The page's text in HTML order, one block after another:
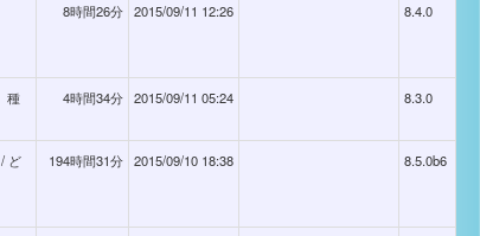
8時間26分 2015/09/11 12:26 8.4.0
種
4時間34分 2015/09/11 05:24 8.3.0
ど
194時間31分 2015/09/10 18:38 8.5.0b6